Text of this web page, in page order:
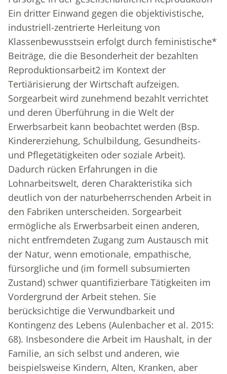
Ein dritter Einwand gegen die objektivistische,
industriell-zentrierte Herleitung von
Klassenbewusstsein erfolgt durch feministische*
Beiträge, die die Besonderheit der bezahlten
Reproduktionsarbeit2 im Kontext der
Tertiärisierung der Wirtschaft aufzeigen.
Sorgearbeit wird zunehmend bezahlt verrichtet
und deren Überführung in die Welt der
Erwerbsarbeit kann beobachtet werden (Bsp.
Kindererziehung, Schulbildung, Gesundheits-
und Pflegetätigkeiten oder soziale Arbeit).
Dadurch rücken Erfahrungen in die
Lohnarbeitswelt, deren Charakteristika sich
deutlich von der naturbeherrschenden Arbeit in
den Fabriken unterscheiden. Sorgearbeit
ermögliche als Erwerbsarbeit einen anderen,
nicht entfremdeten Zugang zum Austausch mit
der Natur, wenn emotionale, empathische,
fürsorgliche und (im formell subsumierten
Zustand) schwer quantifizierbare Tätigkeiten im
Vordergrund der Arbeit stehen. Sie
berücksichtige die Verwundbarkeit und
Kontingenz des Lebens (Aulenbacher et al. 2015:
68). Insbesondere die Arbeit im Haushalt, in der
Familie, an sich selbst und anderen, wie
beispielsweise Kindern, Alten, Kranken, aber